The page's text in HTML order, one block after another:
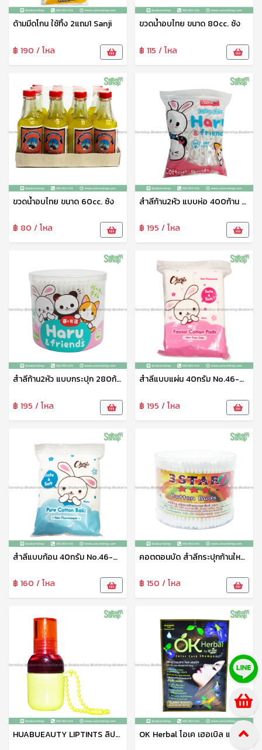
ด้ามมีดโกน ใช้ทิ้ง 2แถม1 Sanji
฿ 190 / โหล
ขวดน้ำอบไทย ขนาด 80cc. ซ้ง
฿ 115 / โหล
ขวดน้ำอบไทย ขนาด 60cc. ซ้ง
฿ 80 / โหล
สำลีก้าน2หัว แบบห่อ 400ก้าน Haru
฿ 195 / โหล
สำลีก้าน2หัว แบบกระปุก 280ก้าน Haru
฿ 195 / โหล
สำลีแบบแผ่น 40กรัม No.46-001-12 ฮารุ-เชอรี่
฿ 195 / โหล
สำลีแบบก้อน 40กรัม No.46-001-13
฿ 160 / โหล
คอตตอนบัด สำลีกระปุกก้านใหญ่ 3 star สำลีปั่นหูหัว2แบบ หัวกลม cotton swab สำลีก้าน cotton bud ไม้แคะหู สะอาด นุ่มนวล แข็งแรง
฿ 150 / โหล
HUABUEAUTY LIPTINTS ลิปทินท์ ลิปสติก ลิปทินท์เคลือบริมฝีปาก คละสี OK Herbal โอเค เฮอเบิล แชมพูปิดผมขาว แชมพูสระดำ แชมพูเปลี่ยนสีผม (สีน้ำตาลประกายทอง) 30 มล.